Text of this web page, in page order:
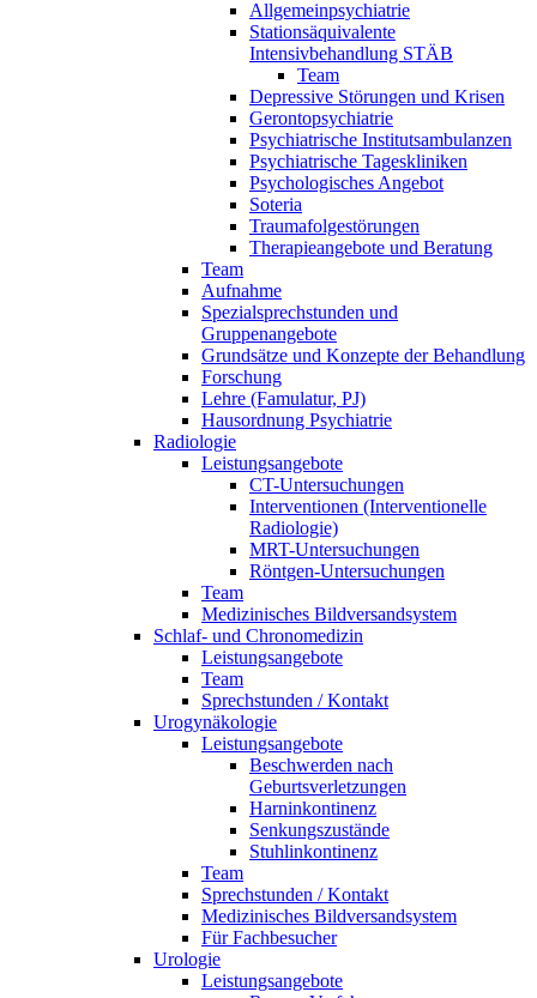
Allgemeinpsychiatrie
Stationsäquivalente
Intensivbehandlung STÄB
Team
Depressive Störungen und Krisen
Gerontopsychiatrie
Psychiatrische Institutsambulanzen
Psychiatrische Tageskliniken
Psychologisches Angebot
Soteria
Traumafolgestörungen
Therapieangebote und Beratung
Team
Aufnahme
Spezialsprechstunden und
Gruppenangebote
Grundsätze und Konzepte der Behandlung
Forschung
Lehre (Famulatur, PJ)
Hausordnung Psychiatrie
Radiologie
Leistungsangebote
CT-Untersuchungen
Interventionen (Interventionelle
Radiologie)
MRT-Untersuchungen
Röntgen-Untersuchungen
Team
Medizinisches Bildversandsystem
Schlaf- und Chronomedizin
Leistungsangebote
Team
Sprechstunden / Kontakt
Urogynäkologie
Leistungsangebote
Beschwerden nach
Geburtsverletzungen
Harninkontinenz
Senkungszustände
Stuhlinkontinenz
Team
Sprechstunden / Kontakt
Medizinisches Bildversandsystem
Für Fachbesucher
Urologie
Leistungsangebote